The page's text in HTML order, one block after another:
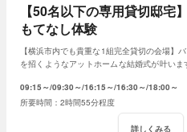
【50名以下の専用貸切邸宅
もてなし体験
【横浜市内でも貴重な1組完全貸切の会場】
を招くようなアットホームな結婚式が叶いま
09:15～ 09:30～ 16:15～ 16:30～ 18:00～
2時間55分程度
詳しくみる